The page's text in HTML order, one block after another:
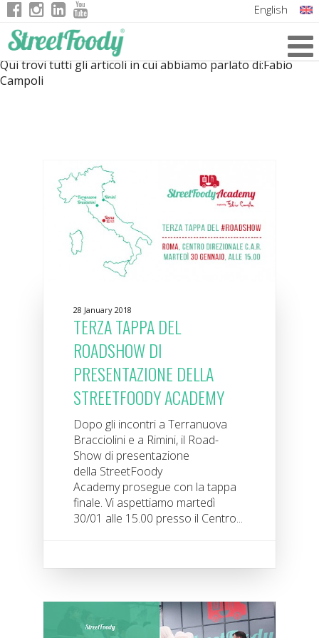
English
German
Qui trovi tutti gli articoli in cui abbiamo parlato di:Fabio
Campoli
28 January 2018
TERZA TAPPA DEL
ROADSHOW DI
PRESENTAZIONE DELLA
STREETFOODY ACADEMY
Dopo gli incontri a Terranuova
Bracciolini e a Rimini, il Road-
Show di presentazione
della StreetFoody
Academy prosegue con la tappa
finale. Vi aspettiamo martedì
30/01 alle 15.00 presso il Centro...